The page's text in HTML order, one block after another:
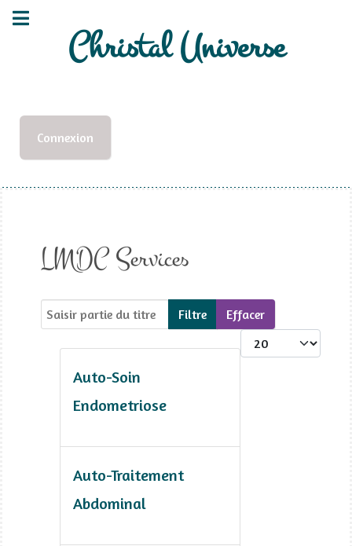
Christal Universe
Connexion
LMDC Services
Saisir partie du titre Filtre
Effacer
Afficher #
Auto-Soin
Endometriose
Auto-Traitement
Abdominal